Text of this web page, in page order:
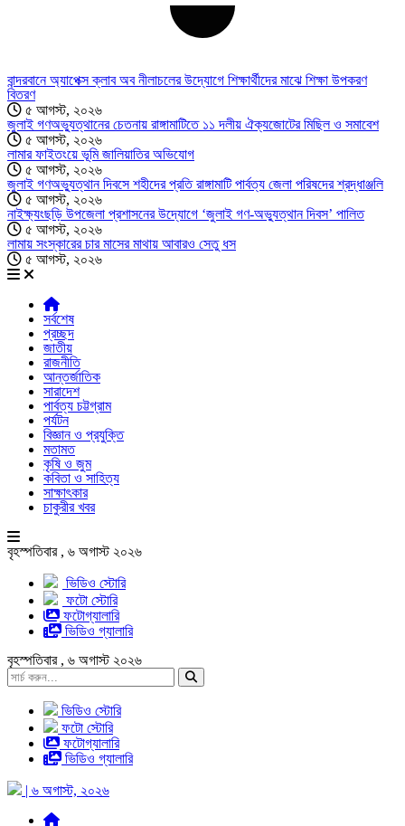
বান্দরবানে অ্যাপেক্স ক্লাব অব নীলাচলের উদ্যোগে শিক্ষার্থীদের মাঝে শিক্ষা উপকরণ
বিতরণ
৫ আগস্ট, ২০২৬
জুলাই গণঅভ্যুত্থানের চেতনায় রাঙ্গামাটিতে ১১ দলীয় ঐক্যজোটের মিছিল ও সমাবেশ
৫ আগস্ট, ২০২৬
লামার ফাইতংয়ে ভূমি জালিয়াতির অভিযোগ
৫ আগস্ট, ২০২৬
জুলাই গণঅভ্যুত্থান দিবসে শহীদের প্রতি রাঙ্গামাটি পার্বত্য জেলা পরিষদের শ্রদ্ধাঞ্জলি
৫ আগস্ট, ২০২৬
নাইক্ষ্যংছড়ি উপজেলা প্রশাসনের উদ্যোগে ‘জুলাই গণ-অভ্যুত্থান দিবস’ পালিত
৫ আগস্ট, ২০২৬
লামায় সংস্কারের চার মাসের মাথায় আবারও সেতু ধস
৫ আগস্ট, ২০২৬
সর্বশেষ
প্রচ্ছদ
জাতীয়
রাজনীতি
আন্তর্জাতিক
সারাদেশ
পার্বত্য চট্টগ্রাম
পর্যটন
বিজ্ঞান ও প্রযুক্তি
মতামত
কৃষি ও জুম
কবিতা ও সাহিত্য
সাক্ষাৎকার
চাকুরীর খবর
বৃহস্পতিবার , ৬ অগাস্ট ২০২৬
ভিডিও স্টোরি
ফটো স্টোরি
ফটোগ্যালারি
ভিডিও গ্যালারি
বৃহস্পতিবার , ৬ অগাস্ট ২০২৬
ভিডিও স্টোরি
ফটো স্টোরি
ফটোগ্যালারি
ভিডিও গ্যালারি
| ৬ অগাস্ট, ২০২৬